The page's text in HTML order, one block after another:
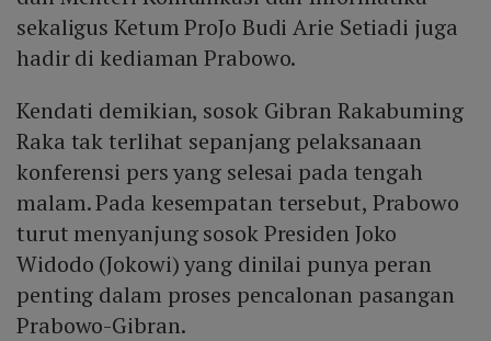
sekaligus Ketum ProJo Budi Arie Setiadi juga
hadir di kediaman Prabowo.
Kendati demikian, sosok Gibran Rakabuming
Raka tak terlihat sepanjang pelaksanaan
konferensi pers yang selesai pada tengah
malam. Pada kesempatan tersebut, Prabowo
turut menyanjung sosok Presiden Joko
Widodo (Jokowi) yang dinilai punya peran
penting dalam proses pencalonan pasangan
Prabowo-Gibran.